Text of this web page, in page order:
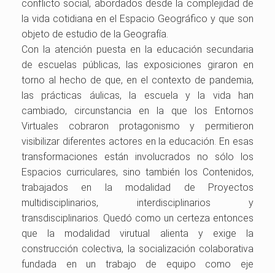
conflicto social, abordados desde la complejidad de
la vida cotidiana en el Espacio Geográfico y que son
objeto de estudio de la Geografía.
Con la atención puesta en la educación secundaria
de escuelas públicas, las exposiciones giraron en
torno al hecho de que, en el contexto de pandemia,
las prácticas áulicas, la escuela y la vida han
cambiado, circunstancia en la que los Entornos
Virtuales cobraron protagonismo y permitieron
visibilizar diferentes actores en la educación. En esas
transformaciones están involucrados no sólo los
Espacios curriculares, sino también los Contenidos,
trabajados en la modalidad de Proyectos
multidisciplinarios, interdisciplinarios y
transdisciplinarios. Quedó como un certeza entonces
que la modalidad virutual alienta y exige la
construcción colectiva, la socialización colaborativa
fundada en un trabajo de equipo como eje